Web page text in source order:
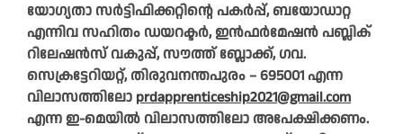
യോഗ്യതാ സർട്ടിഫിക്കറ്റിന്റെ പകർപ്പ്, ബയോഡാറ്റ
എന്നിവ സഹിതം ഡയറക്ടർ, ഇൻഫർമേഷൻ പബ്ലിക്
റിലേഷൻസ് വകുപ്പ്, സൗത്ത് ബ്ലോക്ക്, ഗവ.
സെക്രട്ടേറിയറ്റ്, തിരുവനന്തപുരം – 695001 എന്ന
വിലാസത്തിലോ prdapprenticeship2021@gmail.com
എന്ന ഇ-മെയിൽ വിലാസത്തിലോ അപേക്ഷിക്കണം.